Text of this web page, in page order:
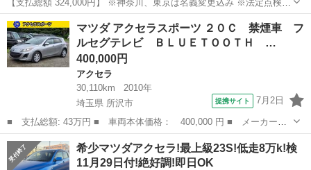
【支払総額 324,000円】 ※神奈川、東京は名義変更込み ※法定点検し
ます ※今年度自動車税込み ※引渡は当方近隣（陸送納車は別途見積）
※バッテリー交換しました 19年アクセラ スポーツ 15C 5...
神奈川 川崎市 登戸駅
マツダ アクセラスポーツ ２０Ｃ 禁煙車 フ
ルセグテレビ ＢＬＵＥＴＯＯＴＨ …
400,000円
アクセラ
30,110km
2010年
埼玉県 所沢市
提携サイト 7月2日
■ 支払総額: 43万円 ■ 車両本体価格： 400,000 円 ■ メーカー
名： マツダ ■ 車種名： アクセラスポーツ ■ グレード名： ２
０Ｃ 禁煙車 フルセグテレビ ＢＬＵＥＴＯＯＴＨ ナビ プッシ
ュスタートスマー...
埼玉 所沢市 アクセラ
希少マツダアクセラ!最上級23S!低走8万k!検
11月29日付!絶好調!即日OK